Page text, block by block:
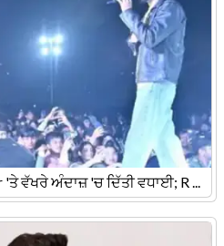
'ਤੇ ਵੱਖਰੇ ਅੰਦਾਜ਼ 'ਚ ਦਿੱਤੀ ਵਧਾਈ; R ...